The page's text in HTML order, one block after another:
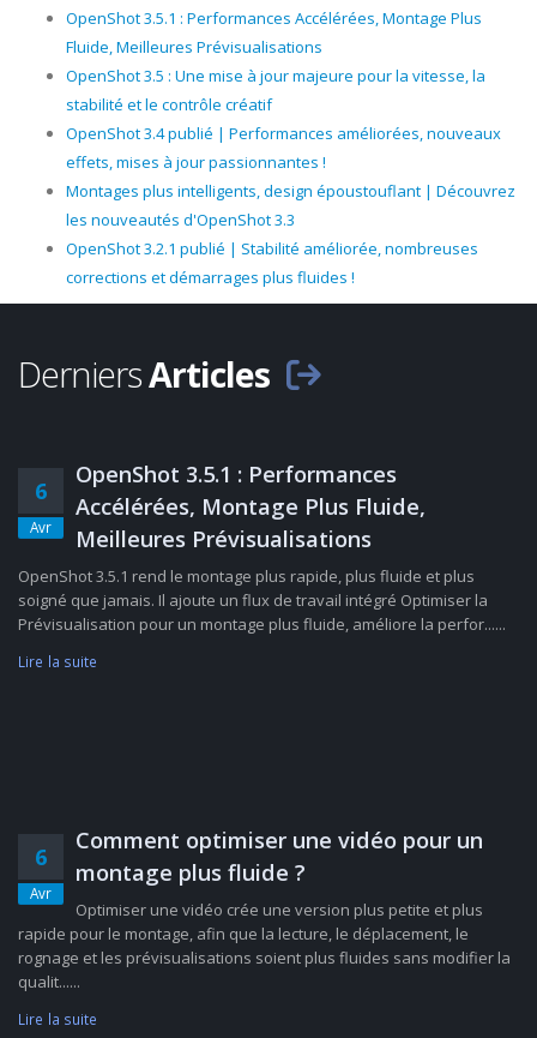
OpenShot 3.5.1 : Performances Accélérées, Montage Plus
Fluide, Meilleures Prévisualisations
OpenShot 3.5 : Une mise à jour majeure pour la vitesse, la
stabilité et le contrôle créatif
OpenShot 3.4 publié | Performances améliorées, nouveaux
effets, mises à jour passionnantes !
Montages plus intelligents, design époustouflant | Découvrez
les nouveautés d'OpenShot 3.3
OpenShot 3.2.1 publié | Stabilité améliorée, nombreuses
corrections et démarrages plus fluides !
DerniersArticles
6
Avr
OpenShot 3.5.1 : Performances
Accélérées, Montage Plus Fluide,
Meilleures Prévisualisations
OpenShot 3.5.1 rend le montage plus rapide, plus fluide et plus
soigné que jamais. Il ajoute un flux de travail intégré Optimiser la
Prévisualisation pour un montage plus fluide, améliore la perfor......
Lire la suite
6
Avr
Comment optimiser une vidéo pour un
montage plus fluide ?
Optimiser une vidéo crée une version plus petite et plus
rapide pour le montage, afin que la lecture, le déplacement, le
rognage et les prévisualisations soient plus fluides sans modifier la
qualit......
Lire la suite